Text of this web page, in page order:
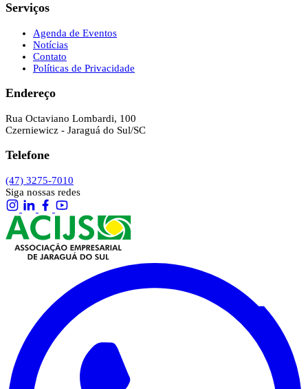
Serviços
Agenda de Eventos
Notícias
Contato
Políticas de Privacidade
Endereço
Rua Octaviano Lombardi, 100
Czerniewicz - Jaraguá do Sul/SC
Telefone
(47) 3275-7010
Siga nossas redes